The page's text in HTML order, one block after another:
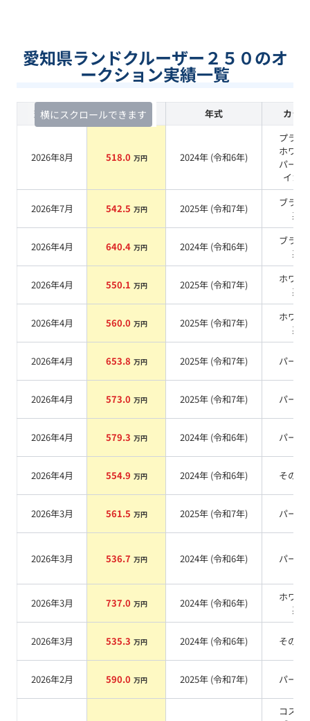
愛知県ランドクルーザー２５０のオ
ークション実績一覧
横にスクロールできます
査定時期 セルカ実績 年式 カラー
2026年8月 518.0 万円 2024年 (令和6年)
プラチ
ホワイ
パール
イカ
2026年7月 542.5 万円 2025年 (令和7年)
ブラッ
系
2026年4月 640.4 万円 2024年 (令和6年)
ブラウ
系
2026年4月 550.1 万円 2025年 (令和7年)
ホワイ
系
2026年4月 560.0 万円 2025年 (令和7年)
ホワイ
系
2026年4月 653.8 万円 2025年 (令和7年) パール
2026年4月 573.0 万円 2025年 (令和7年) パール
2026年4月 579.3 万円 2024年 (令和6年) パール
2026年4月 554.9 万円 2024年 (令和6年) その他
2026年3月 561.5 万円 2025年 (令和7年) パール
2026年3月 536.7 万円 2024年 (令和6年) パール
2026年3月 737.0 万円 2024年 (令和6年)
ホワイ
系
2026年3月 535.3 万円 2024年 (令和6年) その他
2026年2月 590.0 万円 2025年 (令和7年) パール
コスモ